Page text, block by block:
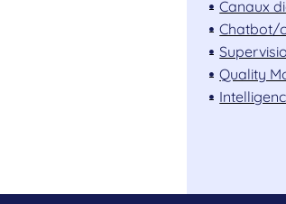
Canaux
Chatbot/
Quality